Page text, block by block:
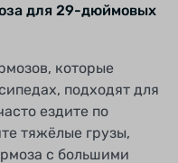
для 29-дюймовых
которые
подходят для
ездите по
тяжёлые грузы,
с большими